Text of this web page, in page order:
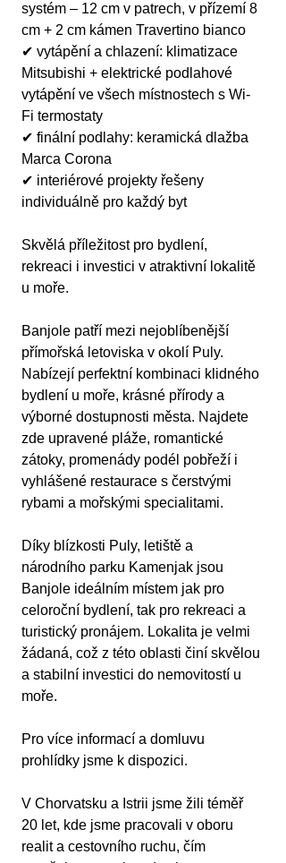
systém – 12 cm v patrech, v přízemí 8
cm + 2 cm kámen Travertino bianco
✔ vytápění a chlazení: klimatizace
Mitsubishi + elektrické podlahové
vytápění ve všech místnostech s Wi-
Fi termostaty
✔ finální podlahy: keramická dlažba
Marca Corona
✔ interiérové projekty řešeny
individuálně pro každý byt
Skvělá příležitost pro bydlení,
rekreaci i investici v atraktivní lokalitě
u moře.
Banjole patří mezi nejoblíbenější
přímořská letoviska v okolí Puly.
Nabízejí perfektní kombinaci klidného
bydlení u moře, krásné přírody a
výborné dostupnosti města. Najdete
zde upravené pláže, romantické
zátoky, promenády podél pobřeží i
vyhlášené restaurace s čerstvými
rybami a mořskými specialitami.
Díky blízkosti Puly, letiště a
národního parku Kamenjak jsou
Banjole ideálním místem jak pro
celoroční bydlení, tak pro rekreaci a
turistický pronájem. Lokalita je velmi
žádaná, což z této oblasti činí skvělou
a stabilní investici do nemovitostí u
moře.
Pro více informací a domluvu
prohlídky jsme k dispozici.
V Chorvatsku a Istrii jsme žili téměř
20 let, kde jsme pracovali v oboru
realit a cestovního ruchu, čím